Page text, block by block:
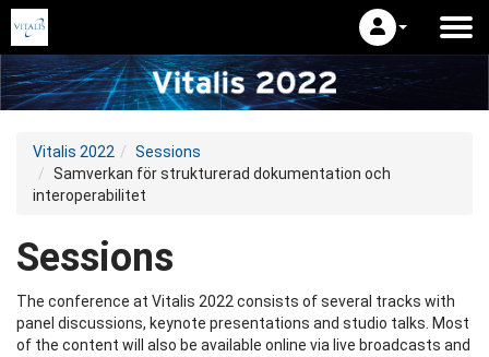
Vitalis 2022
Sessions
Samverkan för strukturerad dokumentation och
interoperabilitet
Sessions
The conference at Vitalis 2022 consists of several tracks with
panel discussions, keynote presentations and studio talks. Most
of the content will also be available online via live broadcasts and